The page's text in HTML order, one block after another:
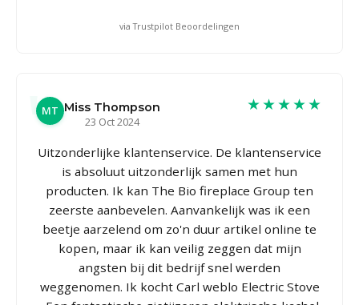
via Trustpilot Beoordelingen
MT Miss Thompson
23 Oct 2024
★★★★★
Uitzonderlijke klantenservice. De klantenservice
is absoluut uitzonderlijk samen met hun
producten. Ik kan The Bio fireplace Group ten
zeerste aanbevelen. Aanvankelijk was ik een
beetje aarzelend om zo'n duur artikel online te
kopen, maar ik kan veilig zeggen dat mijn
angsten bij dit bedrijf snel werden
weggenomen. Ik kocht Carl weblo Electric Stove